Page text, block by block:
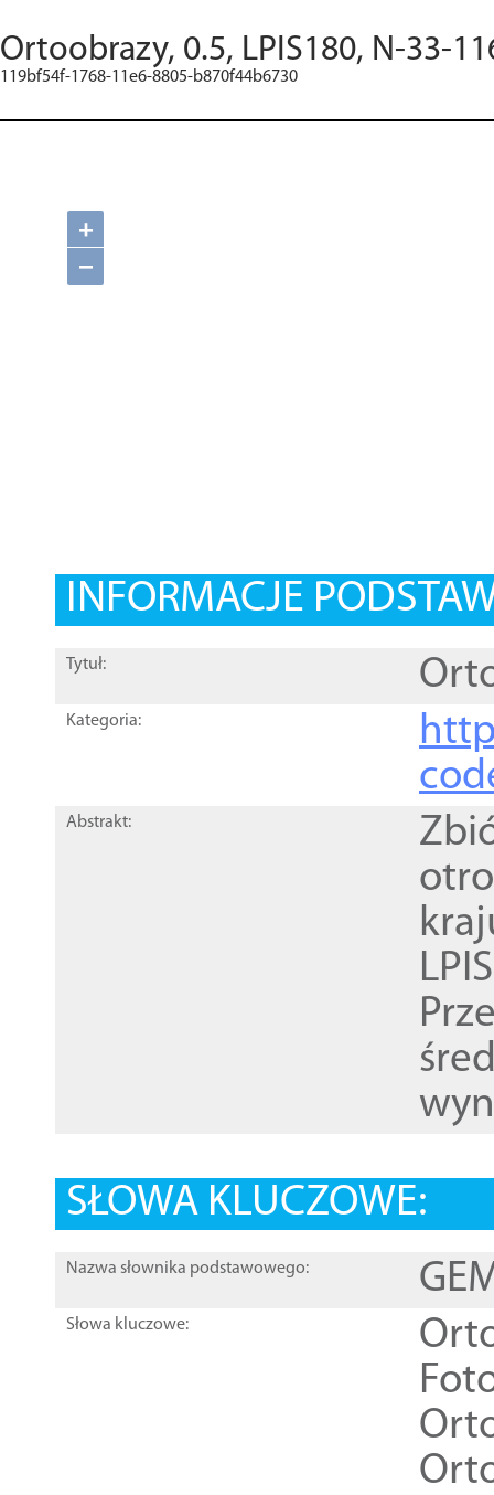
Ortoobrazy, 0.5, LPIS180, N-33-
119bf54f-1768-11e6-8805-b870f44b6730
+
−
INFORMACJE
Tytuł:
Kategoria:
Abstrakt:
SŁOWA KLUCZOWE:
Nazwa słownika podstawowego:
Słowa kluczowe: